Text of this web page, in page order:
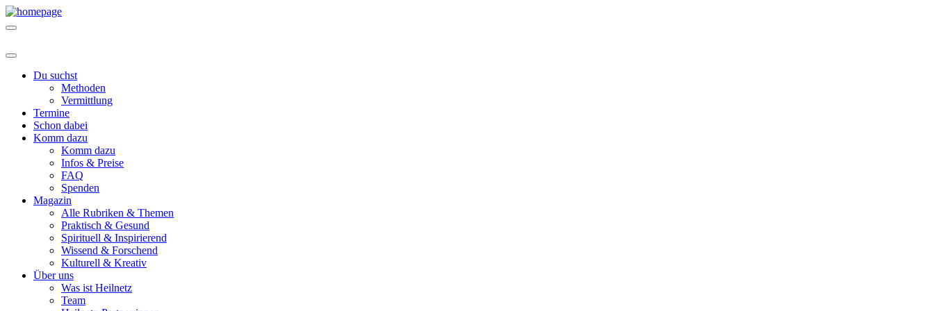
Du suchst
Methoden
Vermittlung
Termine
Schon dabei
Komm dazu
Komm dazu
Infos & Preise
FAQ
Spenden
Magazin
Alle Rubriken & Themen
Praktisch & Gesund
Spirituell & Inspirierend
Wissend & Forschend
Kulturell & Kreativ
Über uns
Was ist Heilnetz
Team